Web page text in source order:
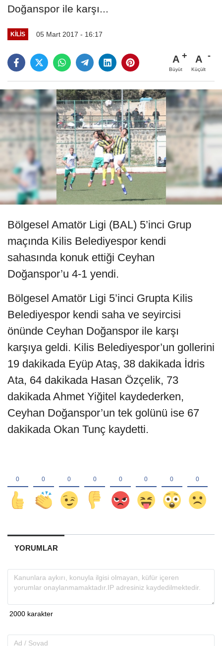
Doğanspor ile karşı...
KILIS 05 Mart 2017 - 16:17
A
Büyüt
A
Küçült
Bölgesel Amatör Ligi (BAL) 5’inci Grup
maçında Kilis Belediyespor kendi
sahasında konuk ettiği Ceyhan
Doğanspor’u 4-1 yendi.
Bölgesel Amatör Ligi 5’inci Grupta Kilis
Belediyespor kendi saha ve seyircisi
önünde Ceyhan Doğanspor ile karşı
karşıya geldi. Kilis Belediyespor’un gollerini
19 dakikada Eyüp Ataş, 38 dakikada İdris
Ata, 64 dakikada Hasan Özçelik, 73
dakikada Ahmet Yiğitel kaydederken,
Ceyhan Doğanspor’un tek golünü ise 67
dakikada Okan Tunç kaydetti.
YORUMLAR